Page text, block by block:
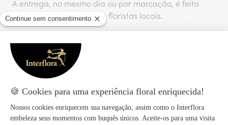
A entrega, no mesmo dia ou por marcação, é feita
diretamente pelos nossos floristas locais.
6,46€
Entrega no mesmo dia para todas as encomendas
realizadas antes das 17 horas.